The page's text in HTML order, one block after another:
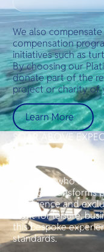
We also
compensation
initiatives such as
By choosing our
donate part of the
project or charity of
Learn More
SOAR ABOVE
For those who
Package
indulgence and
flight for leisure,
this bespoke
standards.